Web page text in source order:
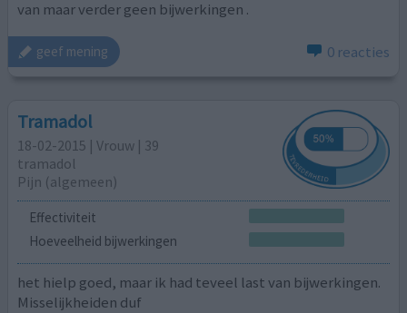
van maar verder geen bijwerkingen .
geef mening 0 reacties
Tramadol
18-02-2015 | Vrouw | 39
tramadol
Pijn (algemeen)
Effectiviteit
Hoeveelheid bijwerkingen
het hielp goed, maar ik had teveel last van bijwerkingen.
Misselijkheiden duf